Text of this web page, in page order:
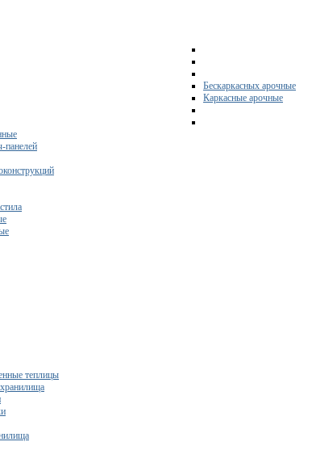
Бескаркасных арочные
Каркасные арочные
панелей
теплицы
расчет сметы исходя из вашего бюджета!